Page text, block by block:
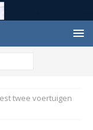
twee voertuigen